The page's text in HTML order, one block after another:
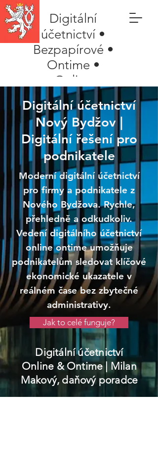
Digitální
účetnictví •
Bezpapírové •
Ontime •
Online
Digitální účetnictví
Nový Bydžov |
Digitální řešení pro
podnikatele
Moderní digitální účetnictví
pro firmy a podnikatele z
Nového Bydžova. Rychle,
přehledně a odkudkoliv.
Vedení digitálního účetnictví
online ontime umožňuje
podnikatelům sledovat klíčové
ekonomické ukazatele v
reálném čase bez zbytečné
administrativy.
Jak to celé funguje?
Digitální účetnictví
Online & Ontime| Milan
Makový, daňový poradce